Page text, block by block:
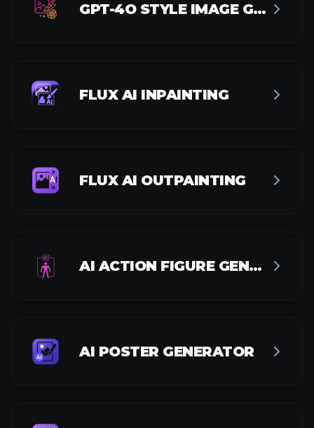
GPT-4O STYLE IMAGE GENERATOR
FLUX AI INPAINTING
FLUX AI OUTPAINTING
AI ACTION FIGURE GENERATOR
AI POSTER GENERATOR